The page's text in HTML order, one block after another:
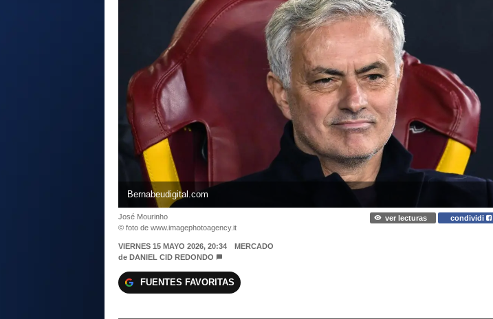
Bernabeudigital.com
José Mourinho
© foto de www.imagephotoagency.it
ver lecturas condividi
VIERNES 15 MAYO 2026, 20:34
MERCADO
de DANIEL CID REDONDO
FUENTES FAVORITAS